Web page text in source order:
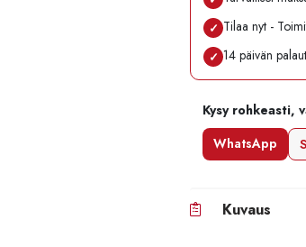
✓ Tilaa nyt -
✓ 14 päivän
Kysy rohkeasti,
WhatsApp
Kuvaus